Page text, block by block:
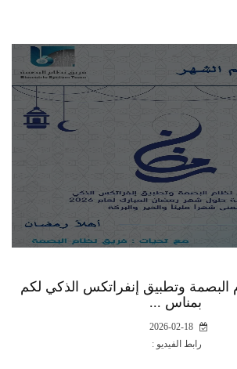
البصمة وتطبيق إنفراتكس الذكي لكم
بمناس ...
رابط الفيديو :